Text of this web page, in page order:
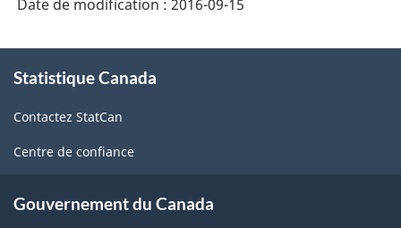
sur
population
active
(EPA)
-
de
Date de modification : 2016-09-15
propos
ce
site
Statistique Canada
Contactez StatCan
Centre de confiance
Gouvernement du Canada